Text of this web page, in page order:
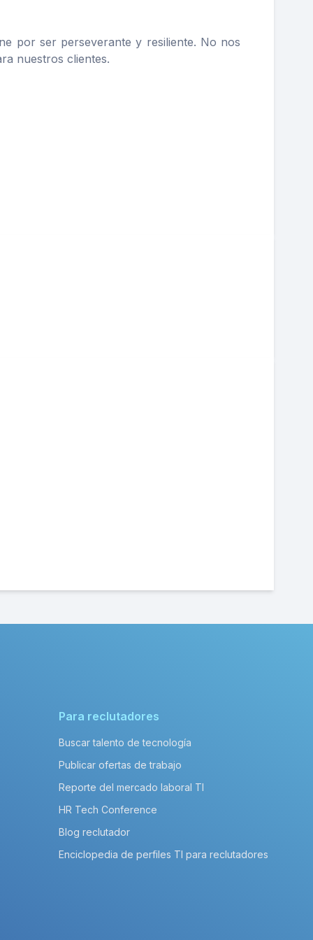
por ser perseverante y resiliente. No nos
nuestros clientes.
Para reclutadores
Buscar talento de tecnología
Publicar ofertas de trabajo
Reporte del mercado laboral TI
HR Tech Conference
Blog reclutador
Enciclopedia de perfiles TI para reclutadores